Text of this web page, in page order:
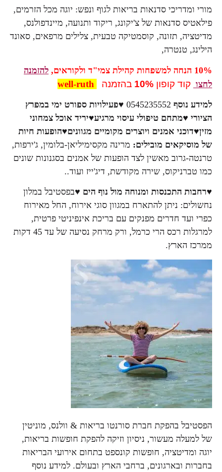
מורי ומדריכי סדנאות בריאות לגוף ונפש: יוגה מכל הזרמים,
פילאטיס סדנאות של צ'יקונג, ריקוד ותנועה, מיינדפולנס,
מדיטציה, תזונה, קוסמטיקה טבעית, צלילים מרפאים, סאונד
הילינג, טנטרה,
10% הנחה למשפחות קהילת צמי"ד ולקוראים,
להזמנה
לחצו קוד קופון10% בהזמנהwell-ruth
למידע נוסף0545235552 ♥פעילויות ספורט ימי במפרץ
הציורי♥מתחם טיפולי עיסוי מרגיע♥יריד אוכל צמחוני
מזין♥דוכני אמנים ויוצרים מקומיים מגוונים♥הופעות חיות
של מוסיקאים מובילים:מרינה מקסימיליאן-בלומין, ג'ירפות,
טרנטה-גרוב מאשין לצד הופעות של אמנים בסגנונות שונים
כמו טברניקוס, שירה מקודשת, דיג'ייז ועוד..
♥רחבות התכנסות ומנוחה מול נוף הים ♥בפסטיבל במלון
נחשולים: ניתן להתארח במגוון סוגי אירוח, החל מאירוח
כפרי ועד חדרים מפנקים עם בריכת אינפיניטי פרטית,
למרגלות רכס הרי כרמל, ורק מרחק נסיעה של עד 45 דקות
ממרכז הארץ.
הפסטיבל בהפקת חברת סורנטו בריאות & וולנס, מוניטין
של למעלה מעשור, ניסיון וזיקה להפקת חופשות בריאות,
יוגה ומדיטציה, חופשות קונספט בתחום אירועי הבריאות
בחברות ובארגונים, ברחבי הארץ ובעולם. למידע נוסף